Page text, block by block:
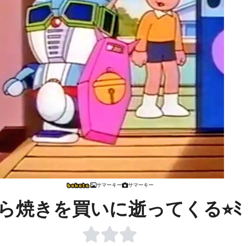
サマーキー サマーキー
焼きを買いに逝ってくる⭐︎ﾐ